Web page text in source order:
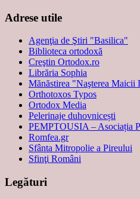
Adrese utile
Agenţia de Ştiri "Basilica"
Biblioteca ortodoxă
Creştin Ortodox.ro
Librăria Sophia
Mănăstirea "Naşterea Maicii
Orthotoxos Typos
Ortodox Media
Pelerinaje duhovnicești
PEMPTOUSIA – Asociația
Romfea.gr
Sfânta Mitropolie a Pireului
Sfinţi Români
Legături